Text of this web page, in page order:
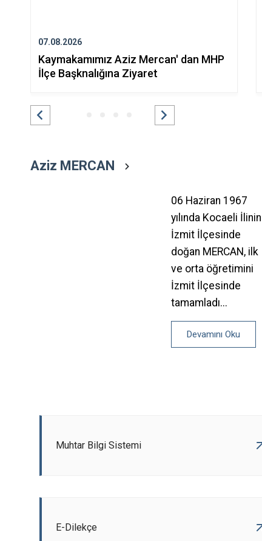
07.08.2026
Kaymakamımız Aziz Mercan' dan MHP
İlçe Başknalığına Ziyaret
Aziz MERCAN
06 Haziran 1967
yılında Kocaeli İlinin
İzmit İlçesinde
doğan MERCAN, ilk
ve orta öğretimini
İzmit İlçesinde
tamamladı...
Devamını Oku
Muhtar Bilgi Sistemi
E-Dilekçe